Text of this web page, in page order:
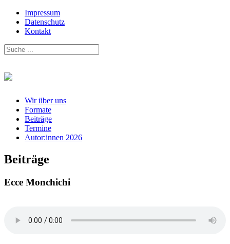
Impressum
Datenschutz
Kontakt
Wir über uns
Formate
Beiträge
Termine
Autor:innen 2026
Beiträge
Ecce Monchichi